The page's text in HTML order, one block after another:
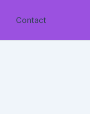
Contact